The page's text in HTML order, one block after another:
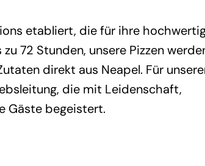
etabliert, die für ihre
72 Stunden, unsere Pizzen
direkt aus Neapel. Für
die mit Leidenschaft,
Gäste begeistert.